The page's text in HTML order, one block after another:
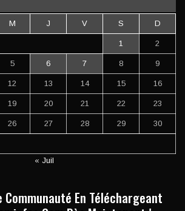
M J V S D
1 2
5 6 7 8 9
12 13 14 15 16
19 20 21 22 23
26 27 28 29 30
« Juil
Communauté En Téléchargeant